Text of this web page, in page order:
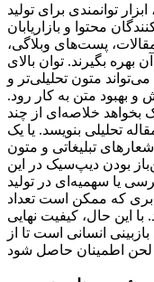
توانمندی برای تولید
محتوا و بازاریابان
پست‌های وبلاگی،
بهره بگیرند. توان بالای
متون تحلیلی‌تر و
و بهبود متن به کار رود.
بخواهد خلاصه‌ای از چند
تحلیلی بنویسد. یا یک
تبلیغاتی و متون
بودن دیپ‌سیک در این
یا سهمیه‌ای در تولید
که ممکن است تعداد
این حال، کیفیت نهایی
انسانی است تا از